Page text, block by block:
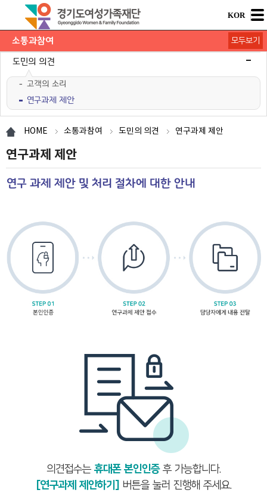
KOR
소통과참여
공지사항
채용공고
모집/행사
카드뉴스
언론보도
도민의 의견
고객의 소리
연구과제 제안
재단 간행물
모두보기
HOME 소통과참여 도민의 의견 연구과제 제안
연구과제 제안
연구 과제 제안 및 처리 절차에 대한 안내
의견접수는 휴대폰 본인인증 후 가능합니다.
[연구과제 제안하기] 버튼을 눌러 진행해 주세요.